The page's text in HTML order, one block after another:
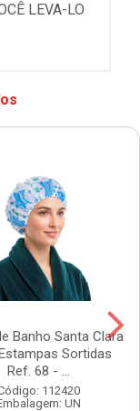
LEVA-LO
Banho Santa Clara
Sortidas
Ref. 68 - ...
112420
UN